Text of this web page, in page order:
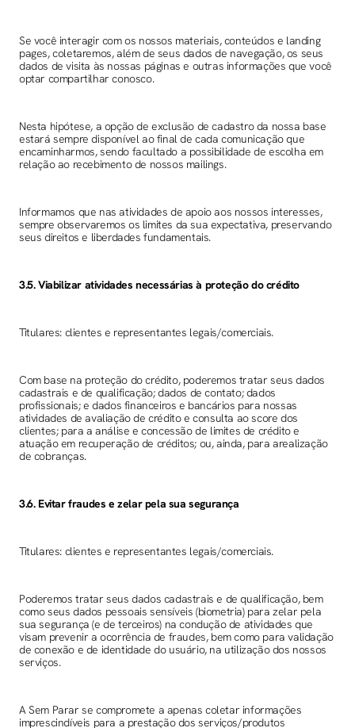
Se você interagir com os nossos materiais, conteúdos e landing
pages, coletaremos, além de seus dados de navegação, os seus
dados de visita às nossas páginas e outras informações que você
optar compartilhar conosco.
Nesta hipótese, a opção de exclusão de cadastro da nossa base
estará sempre disponível ao final de cada comunicação que
encaminharmos, sendo facultado a possibilidade de escolha em
relação ao recebimento de nossos mailings.
Informamos que nas atividades de apoio aos nossos interesses,
sempre observaremos os limites da sua expectativa, preservando
seus direitos e liberdades fundamentais.
3.5. Viabilizar atividades necessárias à proteção do crédito
Titulares: clientes e representantes legais/comerciais.
Com base na proteção do crédito, poderemos tratar seus dados
cadastrais e de qualificação; dados de contato; dados
profissionais; e dados financeiros e bancários para nossas
atividades de avaliação de crédito e consulta ao score dos
clientes; para a análise e concessão de limites de crédito e
atuação em recuperação de créditos; ou, ainda, para arealização
de cobranças.
3.6. Evitar fraudes e zelar pela sua segurança
Titulares: clientes e representantes legais/comerciais.
Poderemos tratar seus dados cadastrais e de qualificação, bem
como seus dados pessoais sensíveis (biometria) para zelar pela
sua segurança (e de terceiros) na condução de atividades que
visam prevenir a ocorrência de fraudes, bem como para validação
de conexão e de identidade do usuário, na utilização dos nossos
serviços.
A Sem Parar se compromete a apenas coletar informações
imprescindíveis para a prestação dos serviços/produtos